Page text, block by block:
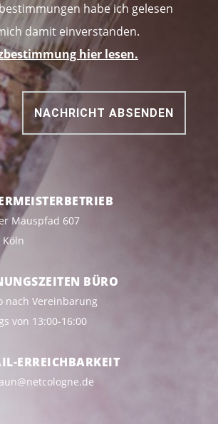
habe ich gelesen
damit einverstanden.
hier lesen.
NACHRICHT ABSENDEN
Mauspfad 607
Köln
BÜRO
nach Vereinbarung
von 13:00-16:00
ERREICHBARKEIT